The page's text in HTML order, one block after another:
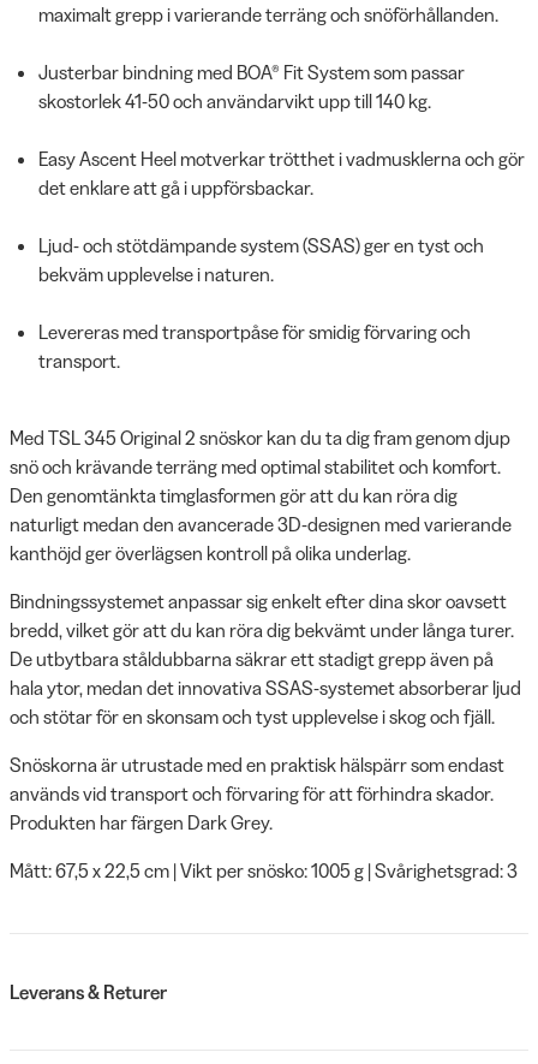
maximalt grepp i varierande terräng och snöförhållanden.
Justerbar bindning med BOA® Fit System som passar
skostorlek 41-50 och användarvikt upp till 140 kg.
Easy Ascent Heel motverkar trötthet i vadmusklerna och gör
det enklare att gå i uppförsbackar.
Ljud- och stötdämpande system (SSAS) ger en tyst och
bekväm upplevelse i naturen.
Levereras med transportpåse för smidig förvaring och
transport.
Med TSL 345 Original 2 snöskor kan du ta dig fram genom djup
snö och krävande terräng med optimal stabilitet och komfort.
Den genomtänkta timglasformen gör att du kan röra dig
naturligt medan den avancerade 3D-designen med varierande
kanthöjd ger överlägsen kontroll på olika underlag.
Bindningssystemet anpassar sig enkelt efter dina skor oavsett
bredd, vilket gör att du kan röra dig bekvämt under långa turer.
De utbytbara ståldubbarna säkrar ett stadigt grepp även på
hala ytor, medan det innovativa SSAS-systemet absorberar ljud
och stötar för en skonsam och tyst upplevelse i skog och fjäll.
Snöskorna är utrustade med en praktisk hälspärr som endast
används vid transport och förvaring för att förhindra skador.
Produkten har färgen Dark Grey.
Mått: 67,5 x 22,5 cm | Vikt per snösko: 1005 g | Svårighetsgrad: 3
Leverans & Returer